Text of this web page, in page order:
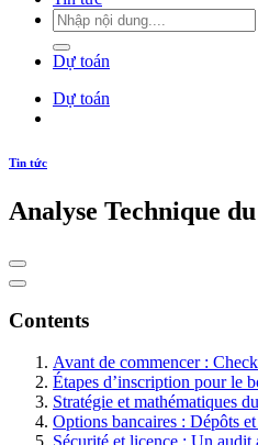
Dự toán
Dự toán
Tin tức
Analyse Technique
Contents
Avant de commencer :
Étapes d’inscription pour le
Stratégie et mathématiques
Options bancaires : Dépôts